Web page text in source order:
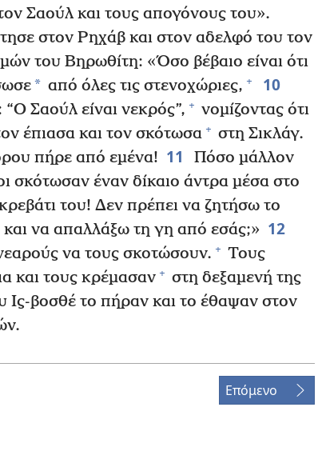
Σαούλ και τους απογόνους του».
στον Ρηχάβ και στον αδελφό του τον
του Βηρωθίτη: «Όσο βέβαιο είναι ότι
* από όλες τις στενοχώριες, + 10
Σαούλ είναι νεκρός”, + νομίζοντας ότι
έπιασα και τον σκότωσα + στη Σικλάγ.
πήρε από εμένα! 11
Πόσο μάλλον
σκότωσαν έναν δίκαιο άντρα μέσα στο
του! Δεν πρέπει να ζητήσω το
και να απαλλάξω τη γη από εσάς;» 12
να τους σκοτώσουν. + Τους
και τους κρέμασαν + στη δεξαμενή της
βοσθέ το πήραν και το έθαψαν στον
Επόμενο